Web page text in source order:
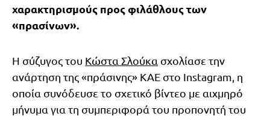
χαρακτηρισμούς προς φιλάθλους των
«πρασίνων».
Η σύζυγος του Κώστα Σλούκα σχολίασε την
ανάρτηση της «πράσινης» ΚΑΕ στο Instagram, η
οποία συνόδευσε το σχετικό βίντεο με αιχμηρό
μήνυμα για τη συμπεριφορά του προπονητή του